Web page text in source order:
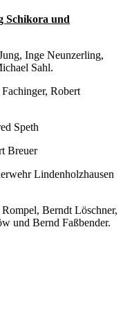
Schikora und
Inge Neunzerling,
Sahl.
Robert
Speth
Breuer
Lindenholzhausen
Berndt Löschner,
und Bernd Faßbender.